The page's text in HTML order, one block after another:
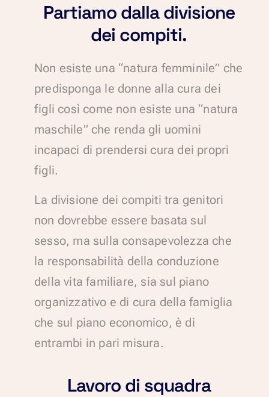
Partiamo dalla divisione
dei compiti.
Non esiste una “natura femminile” che
predisponga le donne alla cura dei
figli così come non esiste una “natura
maschile” che renda gli uomini
incapaci di prendersi cura dei propri
figli.
La divisione dei compiti tra genitori
non dovrebbe essere basata sul
sesso, ma sulla consapevolezza che
la responsabilità della conduzione
della vita familiare, sia sul piano
organizzativo e di cura della famiglia
che sul piano economico, è di
entrambi in pari misura.
Lavoro di squadra